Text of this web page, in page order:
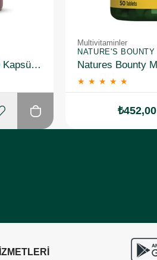
Solgar Nero Nutrients 30 Kapsül 3 Adet
Multivitaminler
NATURE'S BOUNTY
★ ★ ★ ★ ★
₺452,00